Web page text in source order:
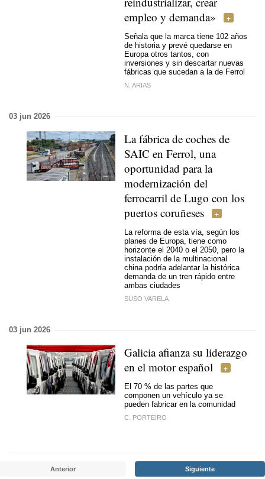
empleo y demanda»
Señala que la marca tiene 102 años
de historia y prevé quedarse en
Europa otros tantos, con
inversiones y sin descartar nuevas
fábricas que sucedan a la de Ferrol
N. ARIAS
03 jun 2026
La fábrica de coches de
SAIC en Ferrol, una
oportunidad para la
modernización del
ferrocarril de Lugo con los
puertos coruñeses
La reforma de esta vía, según los
planes de Europa, tiene como
horizonte el 2040 o el 2050, pero la
instalación de la multinacional
china podría adelantar la histórica
demanda de un tren rápido entre
ambas ciudades
SUSO VARELA
03 jun 2026
Galicia afianza su liderazgo
en el motor español
El 70 % de las partes que
componen un vehículo ya se
pueden fabricar en la comunidad
C. PORTEIRO
Anterior Siguiente